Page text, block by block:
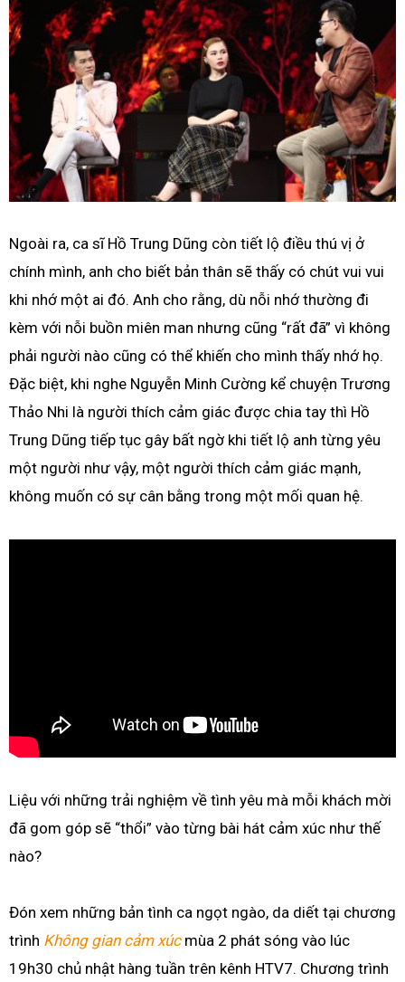
Ngoài ra, ca sĩ Hồ Trung Dũng còn tiết lộ điều thú vị ở
chính mình, anh cho biết bản thân sẽ thấy có chút vui vui
khi nhớ một ai đó. Anh cho rằng, dù nỗi nhớ thường đi
kèm với nỗi buồn miên man nhưng cũng “rất đã” vì không
phải người nào cũng có thể khiến cho mình thấy nhớ họ.
Đặc biệt, khi nghe Nguyễn Minh Cường kể chuyện Trương
Thảo Nhi là người thích cảm giác được chia tay thì Hồ
Trung Dũng tiếp tục gây bất ngờ khi tiết lộ anh từng yêu
một người như vậy, một người thích cảm giác mạnh,
không muốn có sự cân bằng trong một mối quan hệ.
Liệu với những trải nghiệm về tình yêu mà mỗi khách mời
đã gom góp sẽ “thổi” vào từng bài hát cảm xúc như thế
nào?
Đón xem những bản tình ca ngọt ngào, da diết tại chương
trình Không gian cảm xúcmùa 2 phát sóng vào lúc
19h30 chủ nhật hàng tuần trên kênh HTV7. Chương trình